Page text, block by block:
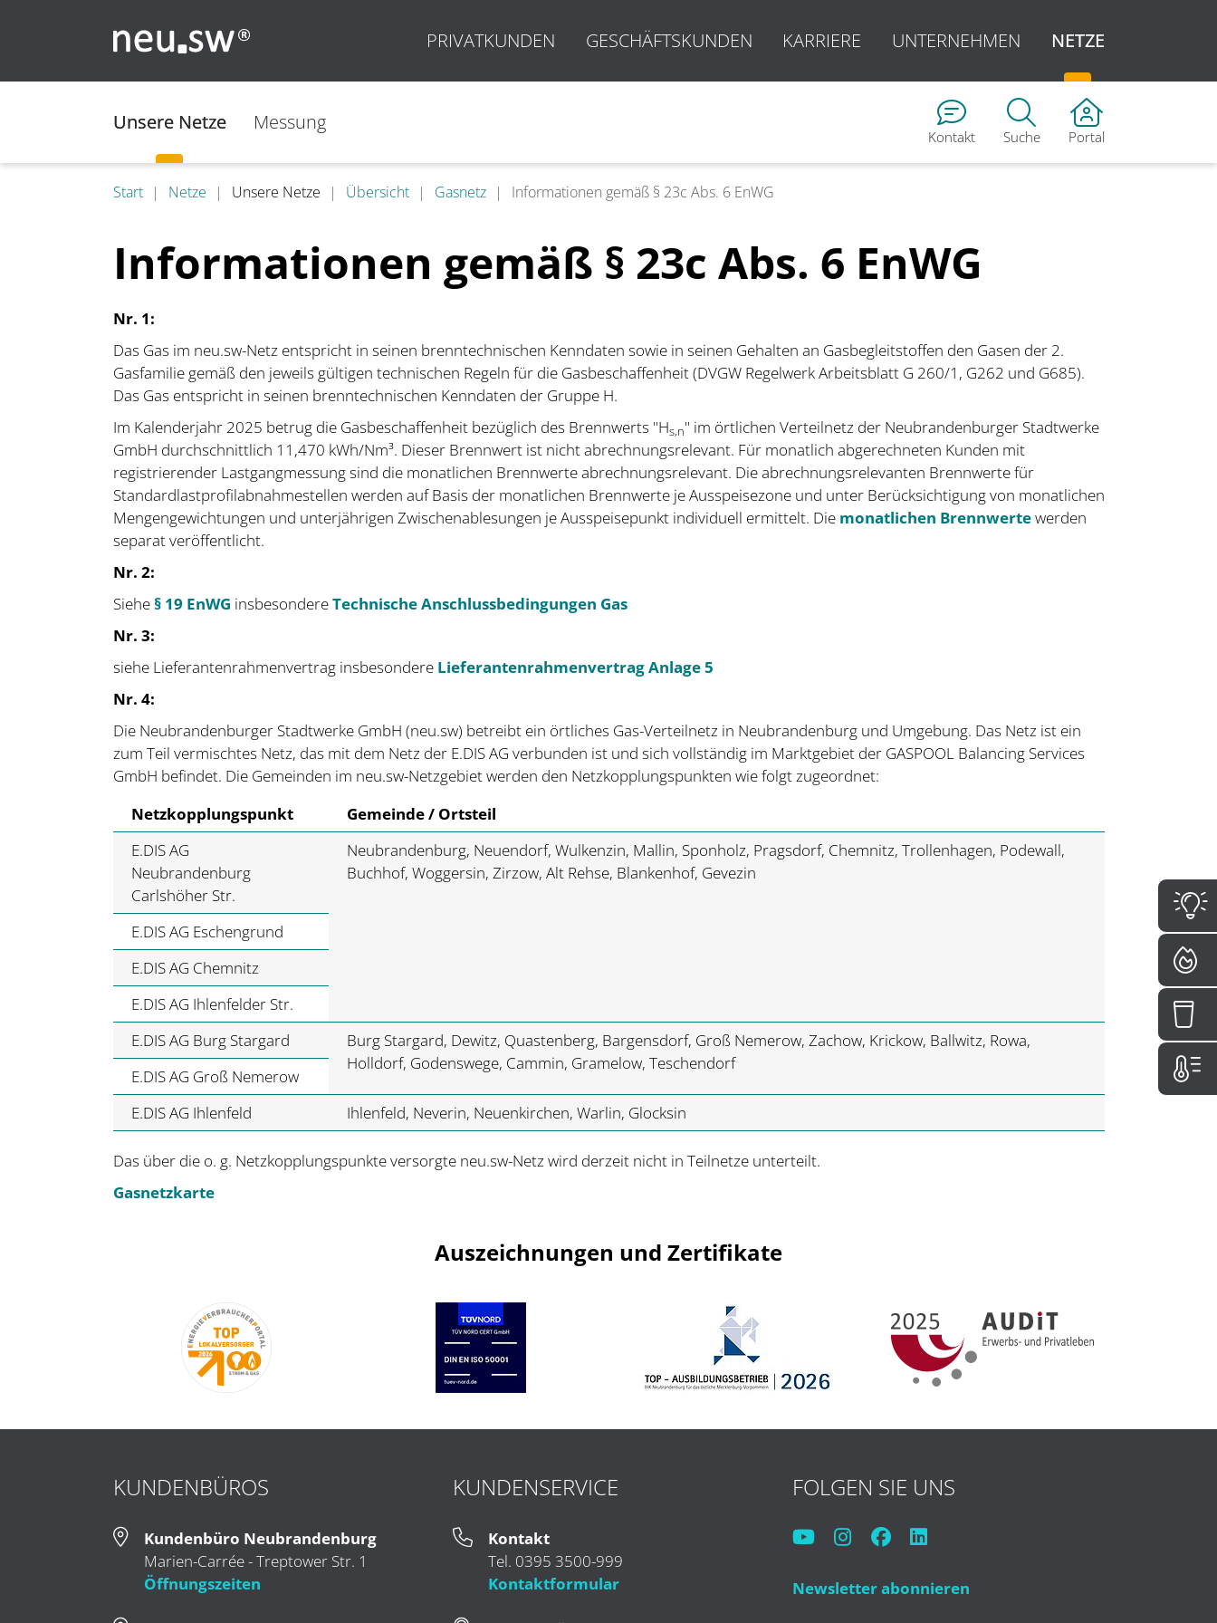
PRIVATKUNDEN GESCHÄFTSKUNDEN KARRIERE UNTERNEHMEN NETZE
Unsere Netze Messung
Kontakt Suche Portal
Start Netze Unsere Netze Übersicht Gasnetz Informationen gemäß § 23c Abs. 6 EnWG
Informationen gemäß § 23c Abs. 6 EnWG
Nr. 1:
Das Gas im neu.sw-Netz entspricht in seinen brenntechnischen Kenndaten sowie in seinen Gehalten an Gasbegleitstoffen den Gasen der 2.
Gasfamilie gemäß den jeweils gültigen technischen Regeln für die Gasbeschaffenheit (DVGW Regelwerk Arbeitsblatt G 260/1, G262 und G685).
Das Gas entspricht in seinen brenntechnischen Kenndaten der Gruppe H.
Im Kalenderjahr 2025 betrug die Gasbeschaffenheit bezüglich des Brennwerts "Hs,n" im örtlichen Verteilnetz der Neubrandenburger Stadtwerke
GmbH durchschnittlich 11,470 kWh/Nm³. Dieser Brennwert ist nicht abrechnungsrelevant. Für monatlich abgerechneten Kunden mit
registrierender Lastgangmessung sind die monatlichen Brennwerte abrechnungsrelevant. Die abrechnungsrelevanten Brennwerte für
Standardlastprofilabnahmestellen werden auf Basis der monatlichen Brennwerte je Ausspeisezone und unter Berücksichtigung von monatlichen
Mengengewichtungen und unterjährigen Zwischenablesungen je Ausspeisepunkt individuell ermittelt. Die monatlichen Brennwertewerden
separat veröffentlicht.
Nr. 2:
Siehe§ 19 EnWG insbesondereTechnische Anschlussbedingungen Gas
Nr. 3:
siehe Lieferantenrahmenvertrag insbesondere Lieferantenrahmenvertrag Anlage 5
Nr. 4:
Die Neubrandenburger Stadtwerke GmbH (neu.sw) betreibt ein örtliches Gas-Verteilnetz in Neubrandenburg und Umgebung. Das Netz ist ein
zum Teil vermischtes Netz, das mit dem Netz der E.DIS AG verbunden ist und sich vollständig im Marktgebiet der GASPOOL Balancing Services
GmbH befindet. Die Gemeinden im neu.sw-Netzgebiet werden den Netzkopplungspunkten wie folgt zugeordnet:
Netzkopplungspunkt
Gemeinde / Ortsteil
E.DIS AG
Neubrandenburg
Carlshöher Str.
Neubrandenburg, Neuendorf, Wulkenzin, Mallin, Sponholz, Pragsdorf, Chemnitz, Trollenhagen, Podewall,
Buchhof, Woggersin, Zirzow, Alt Rehse, Blankenhof, Gevezin
E.DIS AG Eschengrund
E.DIS AG Chemnitz
E.DIS AG Ihlenfelder Str.
E.DIS AG Burg Stargard
Burg Stargard, Dewitz, Quastenberg, Bargensdorf, Groß Nemerow, Zachow, Krickow, Ballwitz, Rowa,
Holldorf, Godenswege, Cammin, Gramelow, Teschendorf
E.DIS AG Groß Nemerow
E.DIS AG Ihlenfeld
Ihlenfeld, Neverin, Neuenkirchen, Warlin, Glocksin
Das über die o. g. Netzkopplungspunkte versorgte neu.sw-Netz wird derzeit nicht in Teilnetze unterteilt.
Gasnetzkarte
Auszeichnungen und Zertifikate
KUNDENBÜROS
Kundenbüro Neubrandenburg
Marien-Carrée - Treptower Str. 1
Öffnungszeiten
KUNDENSERVICE
Kontakt
Tel. 0395 3500-999
Kontaktformular
FOLGEN SIE UNS
Newsletter abonnieren